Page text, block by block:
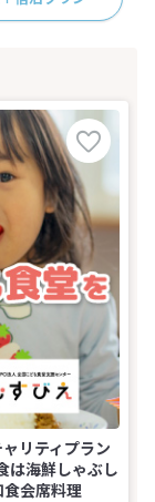
リティプラン
海鮮しゃぶし
会席料理